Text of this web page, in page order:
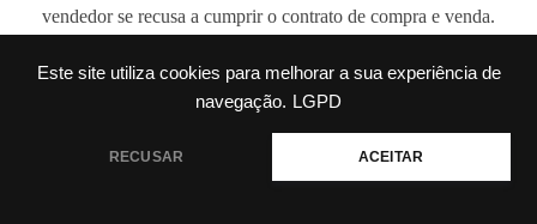
Este site utiliza cookies para melhorar a sua experiência de
navegação. LGPD
RECUSAR ACEITAR
vendedor se recusa a cumprir o contrato de compra e venda.
transferência de propriedade, em casos onde todas as
condições contratuais foram cumpridas pelo comprador,
mas o vendedor se recusa ou não consegue efetuar a
transferência do imóvel.💬 Precisa de ajuda?